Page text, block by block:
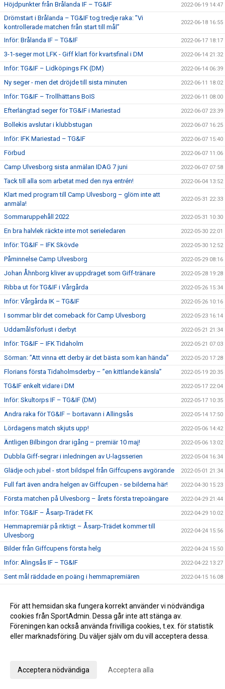
Höjdpunkter från Brålanda IF – TG&IF 2022-06-19 14:47
Drömstart i Brålanda – TG&IF tog tredje raka: ”Vi
kontrollerade matchen från start till mål”
2022-06-18 16:55
Inför: Brålanda IF – TG&IF 2022-06-17 18:17
3-1-seger mot LFK - Giff klart för kvartsfinal i DM 2022-06-14 21:32
Inför: TG&IF – Lidköpings FK (DM) 2022-06-14 06:39
Ny seger - men det dröjde till sista minuten 2022-06-11 18:02
Inför: TG&IF – Trollhättans BoIS 2022-06-11 08:00
Efterlängtad seger för TG&IF i Mariestad 2022-06-07 23:39
Bollekis avslutar i klubbstugan 2022-06-07 16:25
Inför: IFK Mariestad – TG&IF 2022-06-07 15:40
Förbud 2022-06-07 11:06
Camp Ulvesborg sista anmälan IDAG 7 juni 2022-06-07 07:58
Tack till alla som arbetat med den nya entrén! 2022-06-04 13:52
Klart med program till Camp Ulvesborg – glöm inte att
anmäla!
2022-05-31 22:33
Sommaruppehåll 2022 2022-05-31 10:30
En bra halvlek räckte inte mot serieledaren 2022-05-30 22:01
Inför: TG&IF – IFK Skövde 2022-05-30 12:52
Påminnelse Camp Ulvesborg 2022-05-29 08:16
Johan Åhnborg kliver av uppdraget som Giff-tränare 2022-05-28 19:28
Ribba ut för TG&IF i Vårgårda 2022-05-26 15:34
Inför: Vårgårda IK – TG&IF 2022-05-26 10:16
I sommar blir det comeback för Camp Ulvesborg 2022-05-23 16:14
Uddamålsförlust i derbyt 2022-05-21 21:34
Inför: TG&IF – IFK Tidaholm 2022-05-21 07:03
Sörman: ”Att vinna ett derby är det bästa som kan hända” 2022-05-20 17:28
Florians första Tidaholmsderby – ”en kittlande känsla” 2022-05-19 20:35
TG&IF enkelt vidare i DM 2022-05-17 22:04
Inför: Skultorps IF – TG&IF (DM) 2022-05-17 10:35
Andra raka för TG&IF – bortavann i Allingsås 2022-05-14 17:50
Lördagens match skjuts upp! 2022-05-06 14:42
Äntligen Bilbingon drar igång – premiär 10 maj! 2022-05-06 13:02
Dubbla Giff-segrar i inledningen av U-lagsserien 2022-05-04 16:34
Glädje och jubel - stort bildspel från Giffcupens avgörande 2022-05-01 21:34
Full fart även andra helgen av Giffcupen - se bilderna här! 2022-04-30 15:23
Första matchen på Ulvesborg – årets första trepoängare 2022-04-29 21:44
Inför: TG&IF – Åsarp-Trädet FK 2022-04-29 10:02
Hemmapremiär på riktigt – Åsarp-Trädet kommer till
Ulvesborg
2022-04-24 15:56
Bilder från Giffcupens första helg 2022-04-24 15:50
Inför: Alingsås IF – TG&IF 2022-04-22 13:27
Sent mål räddade en poäng i hemmapremiären 2022-04-15 16:08
Ny tid på hemmapremiären 2022-04-11 19:33
Höjdpunkter från premiären mot Holmalunds IF 2022-04-08 22:53
Inför: Holmalunds IF – TG&IF 2022-04-08 13:44
Välkommen till vår nya hemsida
För att hemsidan ska fungera korrekt använder vi nödvändiga
cookies från SportAdmin. Dessa går inte att stänga av.
Föreningen kan också använda frivilliga cookies, t.ex. för statistik
eller marknadsföring. Du väljer själv om du vill acceptera dessa.
Acceptera nödvändiga Acceptera alla